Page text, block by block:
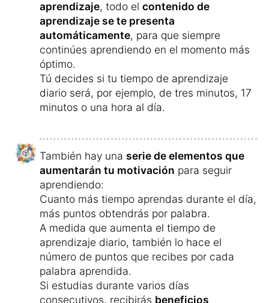
Y al final de cada día que estudias durante
mucho tiempo,te espera una sorpresa
extraordinaria.
La motivación para estudiar cada día más
que el día anterior aumenta al acumular
puntos adicionales y, por tanto,más
recompensas .
El vocabulario está acompañado debonitas
ilustracionesy los audios han sido
grabadosen un estudio de grabación por
hablantes nativos indonesios– en este
curso, a diferencia de otros, no encontrarás
audios con voces sintetizadas de
ordenador.
También puedes intercambiar ideas con